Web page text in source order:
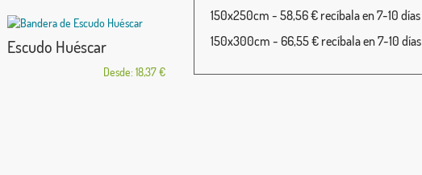
Escudo Huéscar
Desde: 18,37 €
150x250cm - 58,56 € recíbala en 7-10 días
150x300cm - 66,55 € recíbala en 7-10 días